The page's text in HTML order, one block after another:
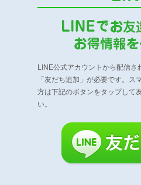
LINE公式アカウントから配信さ
「友だち追加」が必要です。 ス
方は下記のボタンをタップして
い。